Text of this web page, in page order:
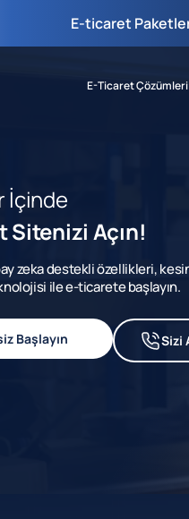
E-ticaret
E-Ticaret Çözümleri
İçinde
Sitenizi Açın!
zeka destekli özellikleri,
ile e-ticarete başlayın.
Başlayın Sizi